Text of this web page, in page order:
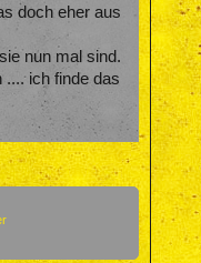
doch eher aus
nun mal sind.
ich finde das